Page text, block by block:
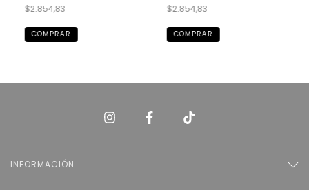
$2.854,83
$2.854,83
INFORMACIÓN